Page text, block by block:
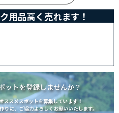
用品高く売れます！
ットを登録しませんか？
ススメスポットを募集しています！
に、ご協力よろしくお願いいたします。